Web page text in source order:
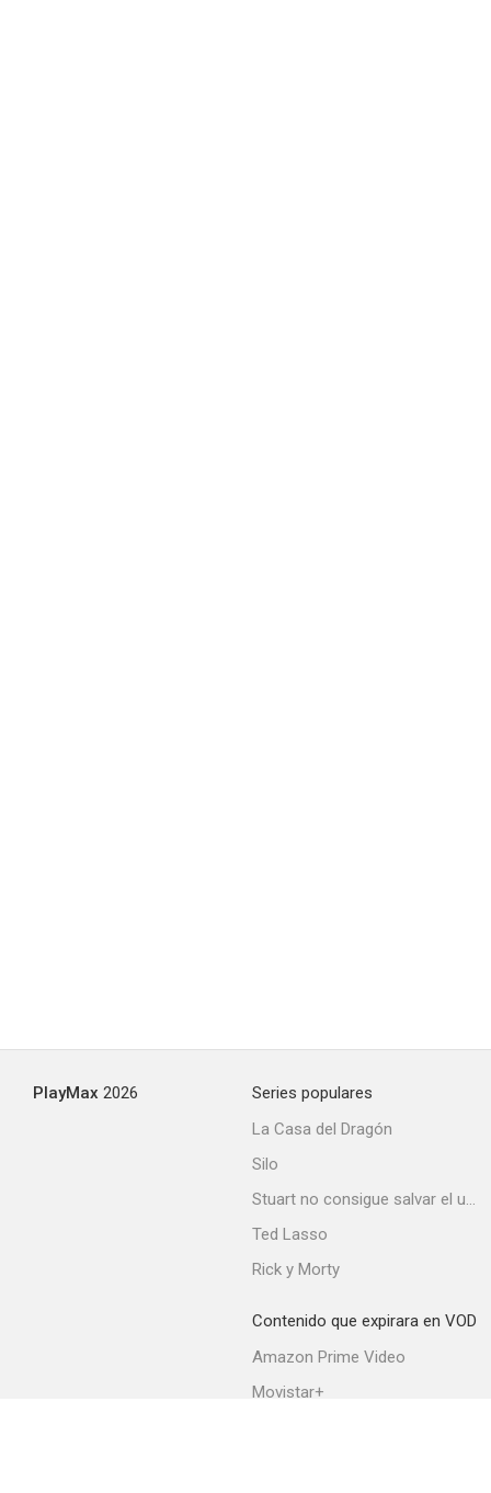
PlayMax 2026
Series populares
La Casa del Dragón
Silo
Stuart no consigue salvar el universo
Ted Lasso
Rick y Morty
Contenido que expirara en VOD
Amazon Prime Video
Movistar+